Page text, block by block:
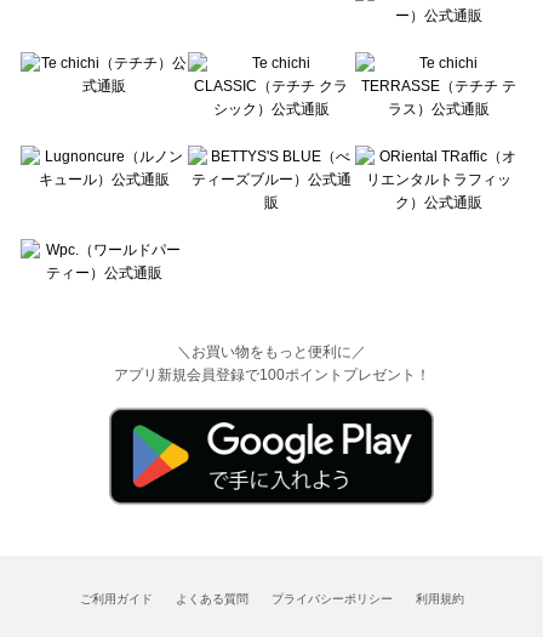
＼お買い物をもっと便利に／
アプリ新規会員登録で100ポイントプレゼント！
ご利用ガイド よくある質問 プライバシーポリシー 利用規約